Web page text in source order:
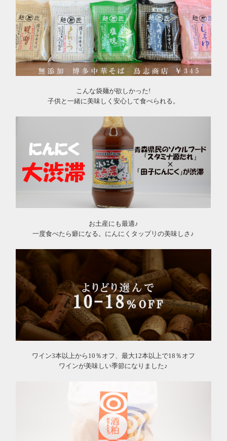
こんな袋麺が欲しかった!
子供と一緒に美味しく安心して食べられる。
お土産にも最適♪
一度食べたら癖になる。にんにくタップリの美味しさ♪
ワイン3本以上から10％オフ、最大12本以上で18％オフ
ワインが美味しい季節になりました♪